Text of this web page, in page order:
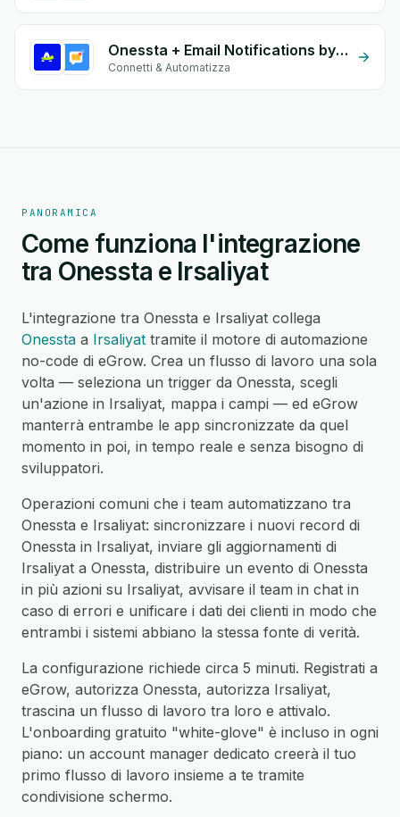
Onessta + Email Notifications by eGrow
Connetti & Automatizza
PANORAMICA
Come funziona l'integrazione
tra Onessta e Irsaliyat
L'integrazione tra Onessta e Irsaliyat collega
Onessta a Irsaliyat tramite il motore di automazione
no-code di eGrow. Crea un flusso di lavoro una sola
volta — seleziona un trigger da Onessta, scegli
un'azione in Irsaliyat, mappa i campi — ed eGrow
manterrà entrambe le app sincronizzate da quel
momento in poi, in tempo reale e senza bisogno di
sviluppatori.
Operazioni comuni che i team automatizzano tra
Onessta e Irsaliyat: sincronizzare i nuovi record di
Onessta in Irsaliyat, inviare gli aggiornamenti di
Irsaliyat a Onessta, distribuire un evento di Onessta
in più azioni su Irsaliyat, avvisare il team in chat in
caso di errori e unificare i dati dei clienti in modo che
entrambi i sistemi abbiano la stessa fonte di verità.
La configurazione richiede circa 5 minuti. Registrati a
eGrow, autorizza Onessta, autorizza Irsaliyat,
trascina un flusso di lavoro tra loro e attivalo.
L'onboarding gratuito "white-glove" è incluso in ogni
piano: un account manager dedicato creerà il tuo
primo flusso di lavoro insieme a te tramite
condivisione schermo.